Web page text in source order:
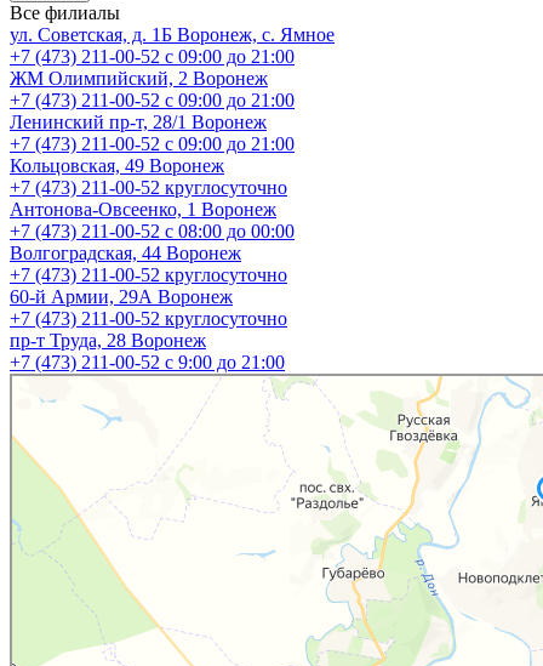
Все филиалы
ул. Советская, д. 1Б Воронеж, с. Ямное
+7 (473) 211-00-52 с 09:00 до 21:00
ЖМ Олимпийский, 2 Воронеж
+7 (473) 211-00-52 с 09:00 до 21:00
Ленинский пр-т, 28/1 Воронеж
+7 (473) 211-00-52 с 09:00 до 21:00
Кольцовская, 49 Воронеж
+7 (473) 211-00-52 круглосуточно
Антонова-Овсеенко, 1 Воронеж
+7 (473) 211-00-52 с 08:00 до 00:00
Волгоградская, 44 Воронеж
+7 (473) 211-00-52 круглосуточно
60-й Армии, 29А Воронеж
+7 (473) 211-00-52 круглосуточно
пр-т Труда, 28 Воронеж
+7 (473) 211-00-52 c 9:00 до 21:00